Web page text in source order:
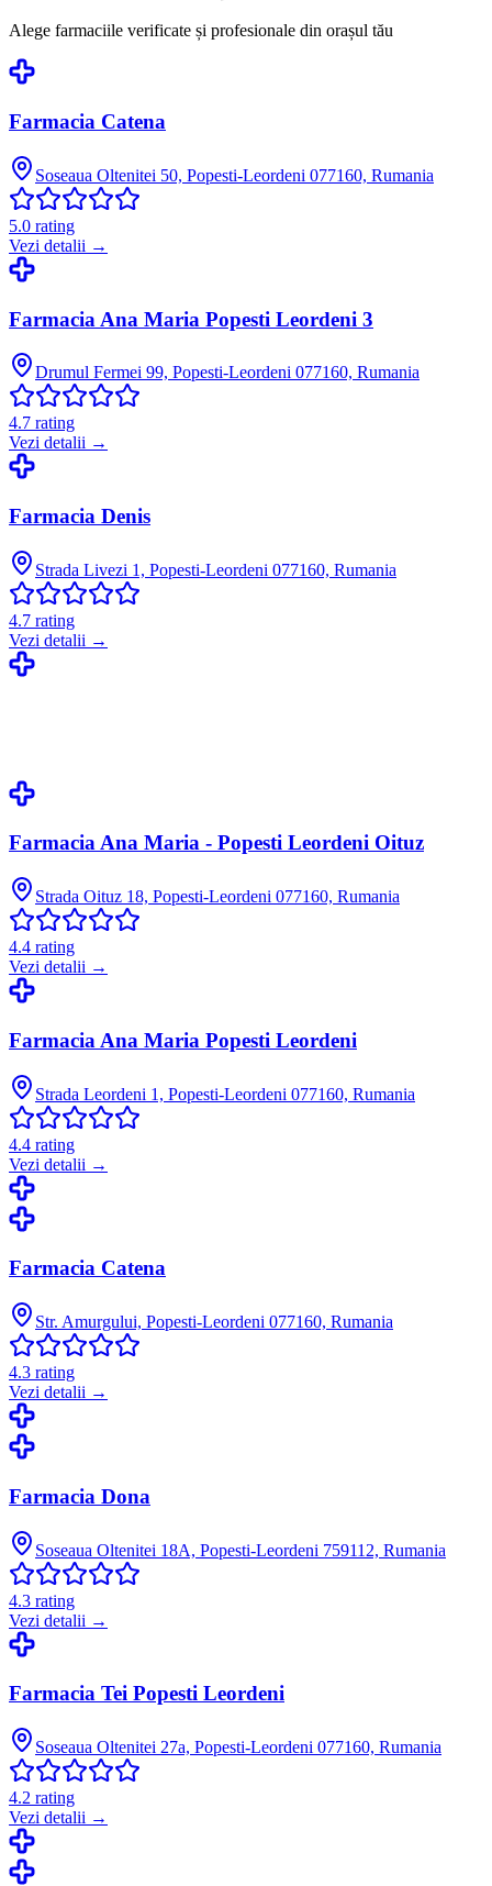
Alege farmaciile verificate și profesionale din orașul tău
Farmacia Catena
Soseaua Oltenitei 50, Popesti-Leordeni 077160, Rumania
5.0 rating
Vezi detalii →
Farmacia Ana Maria Popesti Leordeni 3
Drumul Fermei 99, Popesti-Leordeni 077160, Rumania
4.7 rating
Vezi detalii →
Farmacia Denis
Strada Livezi 1, Popesti-Leordeni 077160, Rumania
4.7 rating
Vezi detalii →
Farmacia Ana Maria - Popesti Leordeni Oituz
Strada Oituz 18, Popesti-Leordeni 077160, Rumania
4.4 rating
Vezi detalii →
Farmacia Ana Maria Popesti Leordeni
Strada Leordeni 1, Popesti-Leordeni 077160, Rumania
4.4 rating
Vezi detalii →
Farmacia Catena
Str. Amurgului, Popesti-Leordeni 077160, Rumania
4.3 rating
Vezi detalii →
Farmacia Dona
Soseaua Oltenitei 18A, Popesti-Leordeni 759112, Rumania
4.3 rating
Vezi detalii →
Farmacia Tei Popesti Leordeni
Soseaua Oltenitei 27a, Popesti-Leordeni 077160, Rumania
4.2 rating
Vezi detalii →